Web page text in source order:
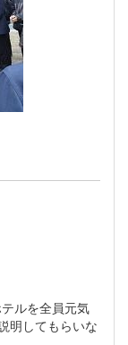
ルを全員元気
明してもらいな